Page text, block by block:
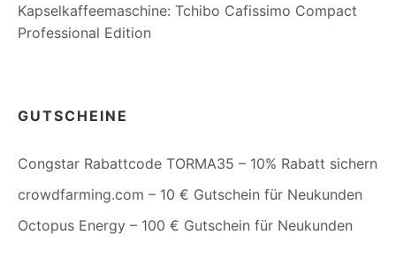
Kapselkaffeemaschine: Tchibo Cafissimo Compact
Professional Edition
GUTSCHEINE
Congstar Rabattcode TORMA35 – 10% Rabatt sichern
crowdfarming.com – 10 € Gutschein für Neukunden
Octopus Energy – 100 € Gutschein für Neukunden